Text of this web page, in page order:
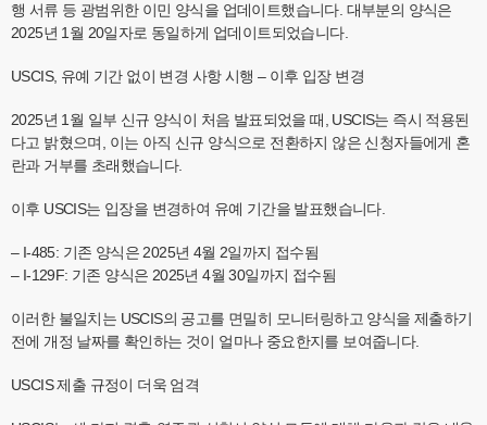
행 서류 등 광범위한 이민 양식을 업데이트했습니다. 대부분의 양식은
2025년 1월 20일자로 동일하게 업데이트되었습니다.
USCIS, 유예 기간 없이 변경 사항 시행 – 이후 입장 변경
2025년 1월 일부 신규 양식이 처음 발표되었을 때, USCIS는 즉시 적용된
다고 밝혔으며, 이는 아직 신규 양식으로 전환하지 않은 신청자들에게 혼
란과 거부를 초래했습니다.
이후 USCIS는 입장을 변경하여 유예 기간을 발표했습니다.
– I-485: 기존 양식은 2025년 4월 2일까지 접수됨
– I-129F: 기존 양식은 2025년 4월 30일까지 접수됨
이러한 불일치는 USCIS의 공고를 면밀히 모니터링하고 양식을 제출하기
전에 개정 날짜를 확인하는 것이 얼마나 중요한지를 보여줍니다.
USCIS 제출 규정이 더욱 엄격